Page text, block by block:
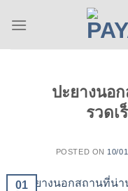
ปะยางนอ
รวดเ
POSTED ON 10/
01